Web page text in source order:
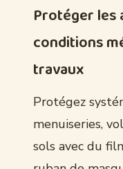
Protéger les
conditions
travaux
Protégez
menuiseries,
sols avec du